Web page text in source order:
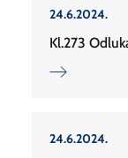
24.6.2024.
Kl.273
24.6.2024.